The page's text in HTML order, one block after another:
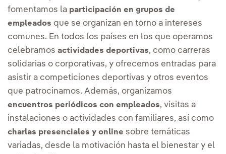
fomentamos la participación en grupos de
empleados que se organizan en torno a intereses
comunes. En todos los países en los que operamos
celebramos actividades deportivas, como carreras
solidarias o corporativas, y ofrecemos entradas para
asistir a competiciones deportivas y otros eventos
que patrocinamos. Además, organizamos
encuentros periódicos con empleados, visitas a
instalaciones o actividades con familiares, así como
charlas presenciales y online sobre temáticas
variadas, desde la motivación hasta el bienestar y el